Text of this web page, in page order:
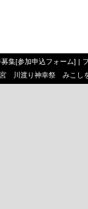
集[参加申込フォーム] |
川渡り神幸祭 みこし